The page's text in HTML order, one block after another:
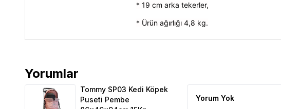
* 19 cm arka tekerler,
* Ürün ağırlığı 4,8 kg.
Yorumlar
Tommy SP03 Kedi Köpek Puseti Pembe 86x46x94cm 15Kg Ürün
Tommy SP03 Kedi Köpek
Puseti Pembe
Yorum Yok